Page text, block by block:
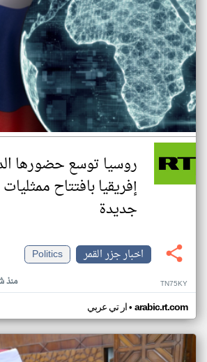
روسيا توسع حضورها
جديدة
اخبار جزر القمر
Politics
منذ TN75KY
ار تي عربي• arabic.rt.com